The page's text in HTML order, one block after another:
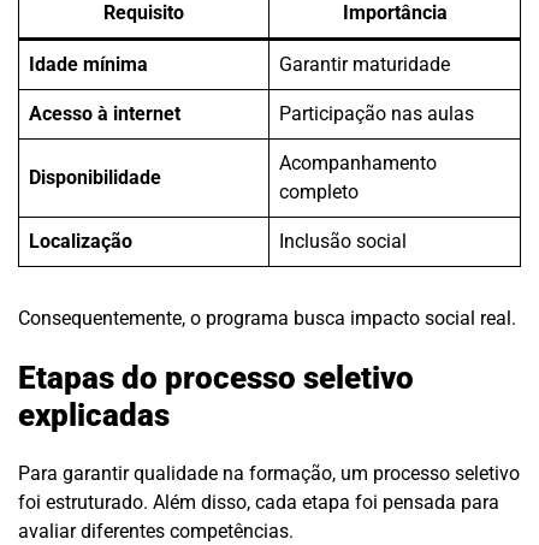
Requisito Importância
Idade mínima Garantir maturidade
Acesso à internet Participação nas aulas
Disponibilidade
Acompanhamento
completo
Localização Inclusão social
Consequentemente, o programa busca impacto social real.
Etapas do processo seletivo
explicadas
Para garantir qualidade na formação, um processo seletivo
foi estruturado. Além disso, cada etapa foi pensada para
avaliar diferentes competências.